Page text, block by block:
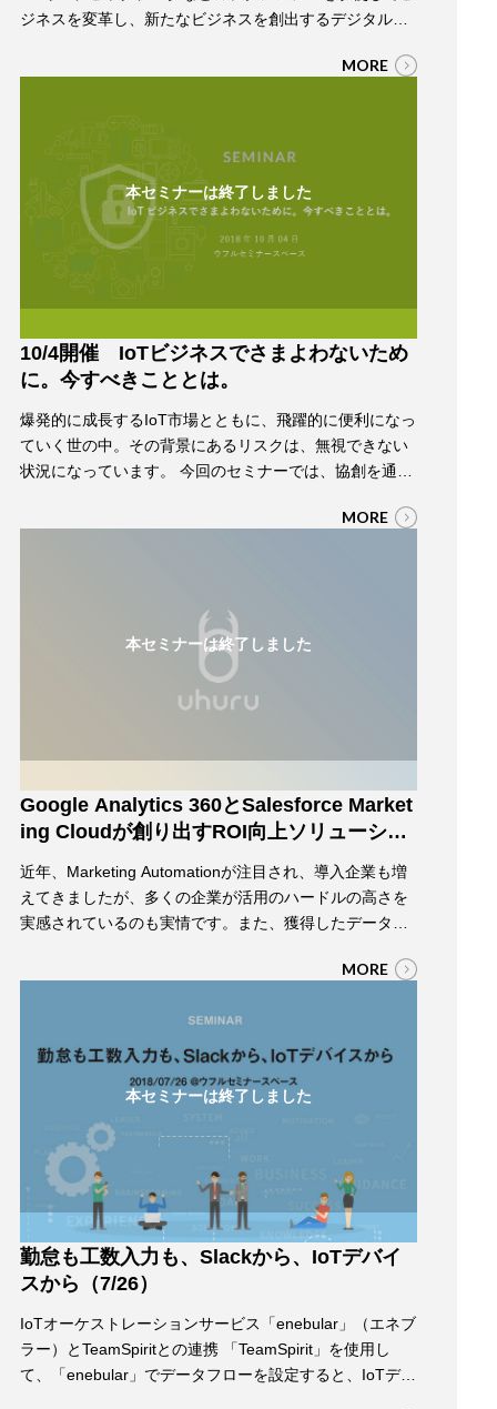
ジネスを変革し、新たなビジネスを創出するデジタルト
し、利益を生み出す仕組みづくりであると同時に、社会
ます。 このセミナーでは、デジタルトランスフォーメー
ションとはそもそも何なのか、そして何か…
MORE
本セミナーは終了しました
10/4開催 IoTビジネスでさまよわないため
に。今すべきこととは。
爆発的に成長するIoT市場とともに、飛躍的に便利になっ
ていく世の中。その背景にあるリスクは、無視できない
状況になっています。 今回のセミナーでは、協創を通じ
コミュニティ」のセキュリティワーキンググループに参
MORE
本セミナーは終了しました
Google Analytics 360とSalesforce Market
ing Cloudが創り出すROI向上ソリューショ
近年、Marketing Automationが注目され、導入企業も増
えてきましたが、多くの企業が活用のハードルの高さを
実感されているのも実情です。また、獲得したデータは
も見られるようになってまいりました。 本セミナーにお
踏まえ、Google Analytics 360とSalesforce Ma…
MORE
本セミナーは終了しました
勤怠も工数入力も、Slackから、IoTデバイ
スから（7/26）
IoTオーケストレーションサービス「enebular」（エネブ
ラー）とTeamSpiritとの連携 「TeamSpirit」を使用し
て、「enebular」でデータフローを設定すると、IoTデバ